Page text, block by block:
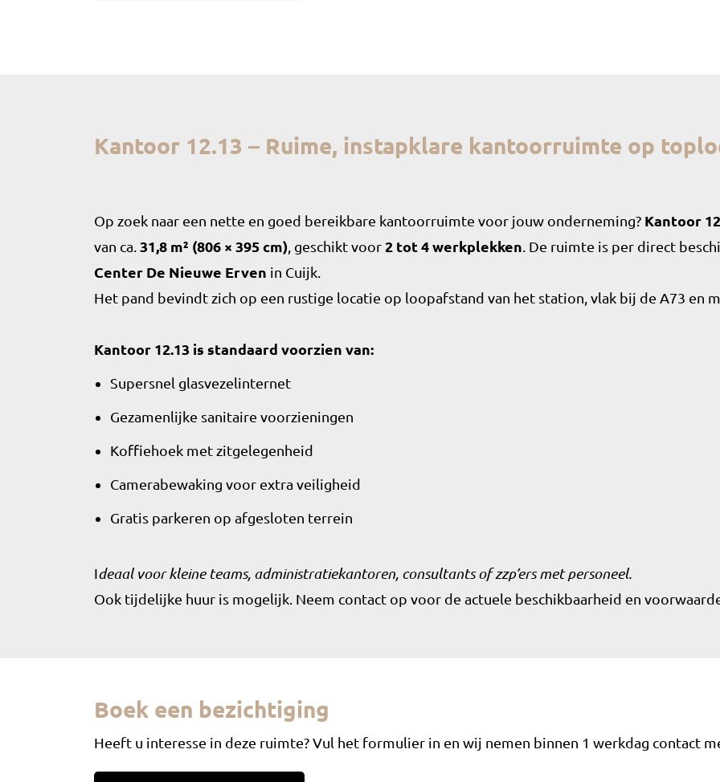
Kantoor 12.13 – Ruime, instapklare kantoorruimte op
Op zoek naar een nette en goed bereikbare kantoorruimte voor jouw onderneming? Kantoor
van ca. 31,8 m² (806 × 395 cm), geschikt voor 2 tot 4 werkplekken. De ruimte is per direct
Center De Nieuwe Erven in Cuijk.
Het pand bevindt zich op een rustige locatie op loopafstand van het station, vlak bij de A73 en
Kantoor 12.13 is standaard voorzien van:
Supersnel glasvezelinternet
Gezamenlijke sanitaire voorzieningen
Koffiehoek met zitgelegenheid
Camerabewaking voor extra veiligheid
Gratis parkeren op afgesloten terrein
Ideaal voor kleine teams, administratiekantoren, consultants of zzp’ers met personeel.
Ook tijdelijke huur is mogelijk. Neem contact op voor de actuele beschikbaarheid en
Boek een bezichtiging
Heeft u interesse in deze ruimte? Vul het formulier in en wij nemen binnen 1 werkdag contact